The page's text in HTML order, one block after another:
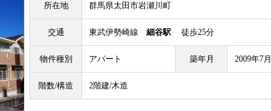
所在地 群馬県太田市岩瀬川町
交通 東武伊勢崎線 細谷駅 徒歩25分
物件種別 アパート 築年月 2009年7月
階数/構造 2階建/木造